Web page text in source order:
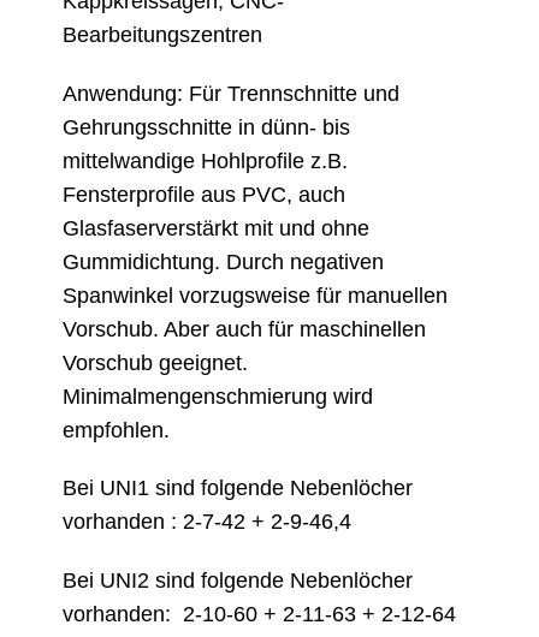
Bearbeitungszentren
Anwendung: Für Trennschnitte und
Gehrungsschnitte in dünn- bis
mittelwandige Hohlprofile z.B.
Fensterprofile aus PVC, auch
Glasfaserverstärkt mit und ohne
Gummidichtung. Durch negativen
Spanwinkel vorzugsweise für manuellen
Vorschub. Aber auch für maschinellen
Vorschub geeignet.
Minimalmengenschmierung wird
empfohlen.
Bei UNI1 sind folgende Nebenlöcher
vorhanden : 2-7-42 + 2-9-46,4
Bei UNI2 sind folgende Nebenlöcher
vorhanden: 2-10-60 + 2-11-63 + 2-12-64